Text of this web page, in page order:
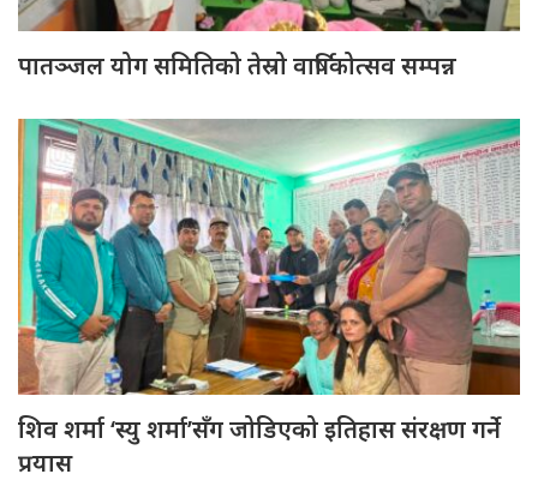
पातञ्जल योग समितिको तेस्रो वार्षिकोत्सव सम्पन्न
शिव शर्मा ‘स्यु शर्मा’सँग जोडिएको इतिहास संरक्षण गर्ने
प्रयास